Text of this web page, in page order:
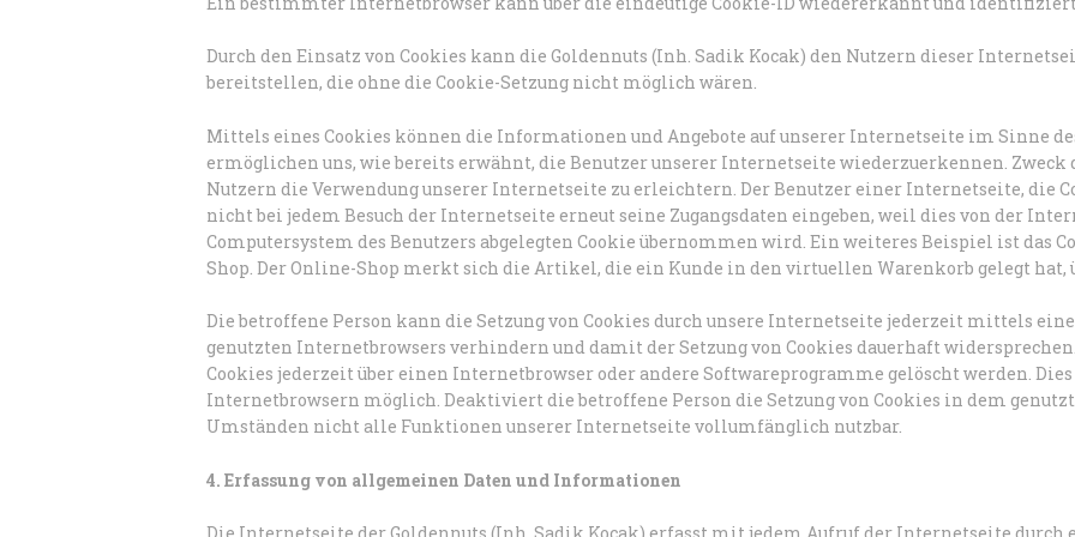
Durch den Einsatz von Cookies kann die Goldennuts (Inh. Sadik Kocak) den Nutzern dieser
bereitstellen, die ohne die Cookie-Setzung nicht möglich wären.
Mittels eines Cookies können die Informationen und Angebote auf unserer Internetseite im Sinne
ermöglichen uns, wie bereits erwähnt, die Benutzer unserer Internetseite wiederzuerkennen. Zweck
Nutzern die Verwendung unserer Internetseite zu erleichtern. Der Benutzer einer Internetseite, die
nicht bei jedem Besuch der Internetseite erneut seine Zugangsdaten eingeben, weil dies von der
Computersystem des Benutzers abgelegten Cookie übernommen wird. Ein weiteres Beispiel ist das
Shop. Der Online-Shop merkt sich die Artikel, die ein Kunde in den virtuellen Warenkorb gelegt hat,
Die betroffene Person kann die Setzung von Cookies durch unsere Internetseite jederzeit mittels
genutzten Internetbrowsers verhindern und damit der Setzung von Cookies dauerhaft
Cookies jederzeit über einen Internetbrowser oder andere Softwareprogramme gelöscht werden.
Internetbrowsern möglich. Deaktiviert die betroffene Person die Setzung von Cookies in dem
Umständen nicht alle Funktionen unserer Internetseite vollumfänglich nutzbar.
4. Erfassung von allgemeinen Daten und Informationen